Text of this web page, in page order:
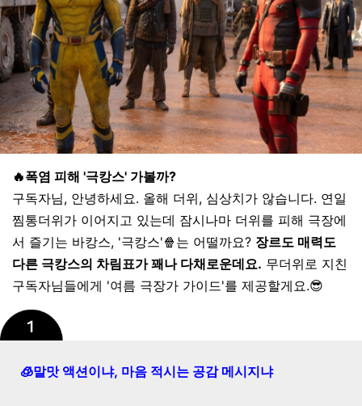
🔥폭염 피해 '극캉스' 가볼까?
구독자님, 안녕하세요. 올해 더위, 심상치가 않습니다. 연일
찜통더위가 이어지고 있는데 잠시나마 더위를 피해 극장에
서 즐기는 바캉스, '극캉스'🍿는 어떨까요? 장르도 매력도
다른 극캉스의 차림표가 꽤나 다채로운데요. 무더위로 지친
구독자님들에게 '여름 극장가 가이드'를 제공할게요.😎
🧊말맛 액션이냐, 마음 적시는 공감 메시지냐